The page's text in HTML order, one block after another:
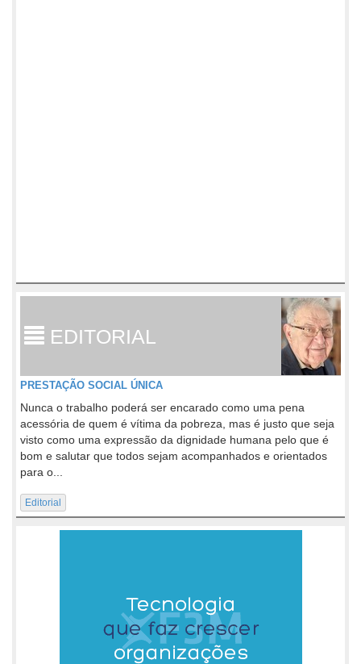
EDITORIAL
PRESTAÇÃO SOCIAL ÚNICA
Nunca o trabalho poderá ser encarado como uma pena
acessória de quem é vítima da pobreza, mas é justo que seja
visto como uma expressão da dignidade humana pelo que é
bom e salutar que todos sejam acompanhados e orientados
para o...
Editorial